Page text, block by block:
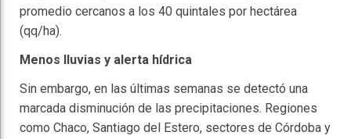
promedio cercanos a los 40 quintales por hectárea
(qq/ha).
Menos lluvias y alerta hídrica
Sin embargo, en las últimas semanas se detectó una
marcada disminución de las precipitaciones. Regiones
como Chaco, Santiago del Estero, sectores de Córdoba y